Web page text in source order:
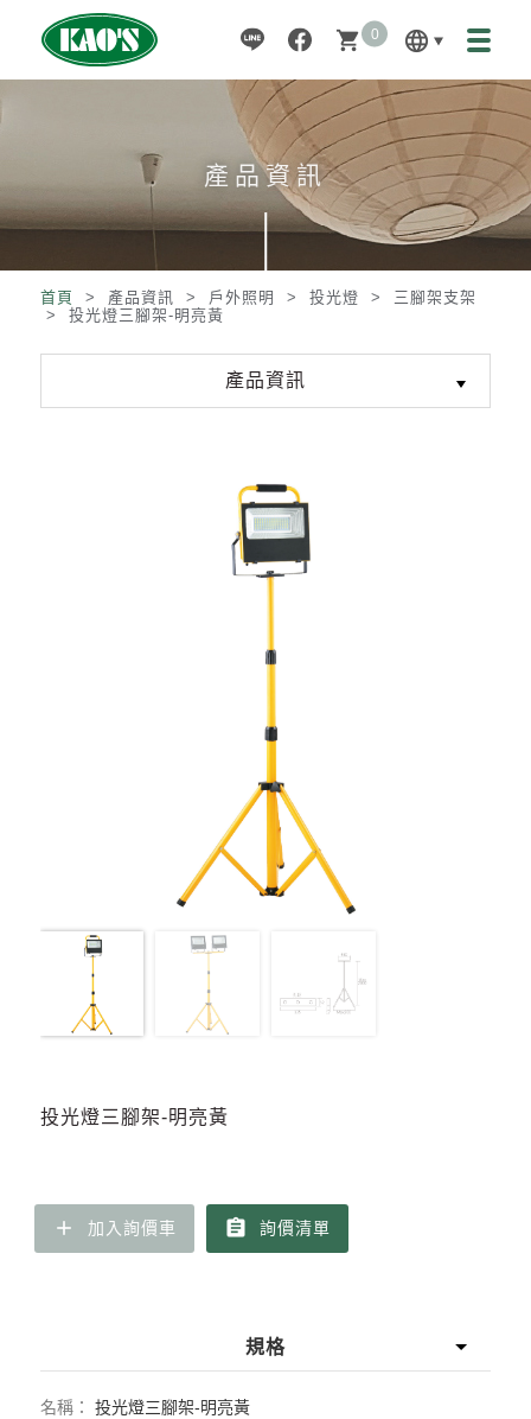
language
shopping_cart 0
產品資訊
首頁 > 產品資訊 > 戶外照明 > 投光燈 > 三腳架支架
> 投光燈三腳架-明亮黃
產品資訊
投光燈三腳架-明亮黃
add 加入詢價車 assignment 詢價清單
規格
投光燈三腳架-明亮黃